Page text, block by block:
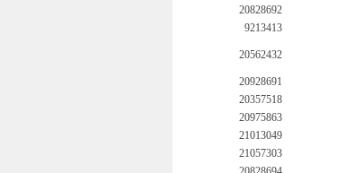
20828692
9213413
20562432
20928691
20357518
20975863
21013049
21057303